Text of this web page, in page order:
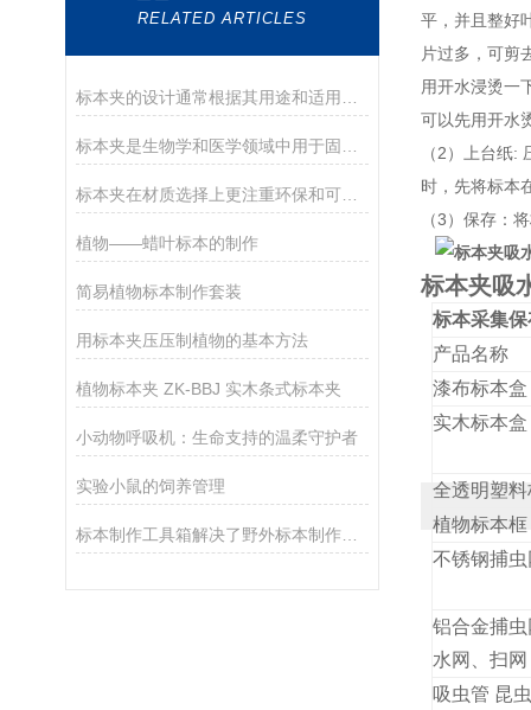
RELATED ARTICLES
标本夹在材质选择上更注重环保和可持续性发展
植物——蜡叶标本的制作
简易植物标本制作套装
用标本夹压压制植物的基本方法
植物标本夹 ZK-BBJ 实木条式标本夹
小动物呼吸机：生命支持的温柔守护者
实验小鼠的饲养管理
标本制作工具箱解决了野外标本制作的燃眉之急
平，并且整好
片过多，可剪
用开水浸烫一
可以先用开水
（2）上台纸
时，先将标本
（3）保存：
标本夹吸
标本采集
产品名称
漆布标本盒
实木标本盒
全透明塑
植物标本框
不锈钢捕
铝合金捕
水网、扫网
吸虫管 昆